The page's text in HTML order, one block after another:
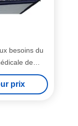
besoins du
de
de chaîne
prix